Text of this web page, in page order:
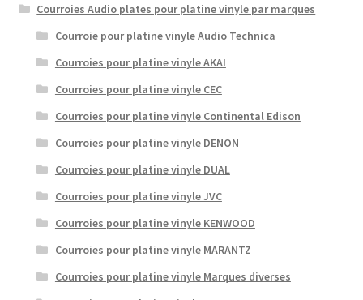
Courroies Audio plates pour platine vinyle par marques
Courroie pour platine vinyle Audio Technica
Courroies pour platine vinyle AKAI
Courroies pour platine vinyle CEC
Courroies pour platine vinyle Continental Edison
Courroies pour platine vinyle DENON
Courroies pour platine vinyle DUAL
Courroies pour platine vinyle JVC
Courroies pour platine vinyle KENWOOD
Courroies pour platine vinyle MARANTZ
Courroies pour platine vinyle Marques diverses